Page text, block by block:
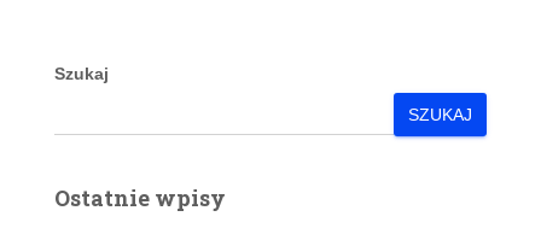
Szukaj
SZUKAJ
Ostatnie wpisy